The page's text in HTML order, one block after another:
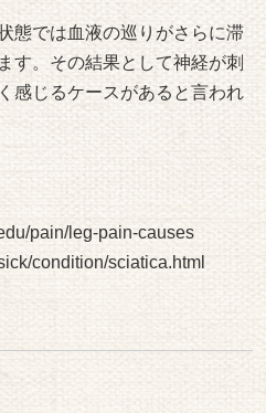
係しているとされています。
体の動きや感覚に深く関わっ
状態によって影響を受けるこ
なると、神経の通り道に負担
の影響で太ももやふくらはぎ
ケースがあると説明されてい